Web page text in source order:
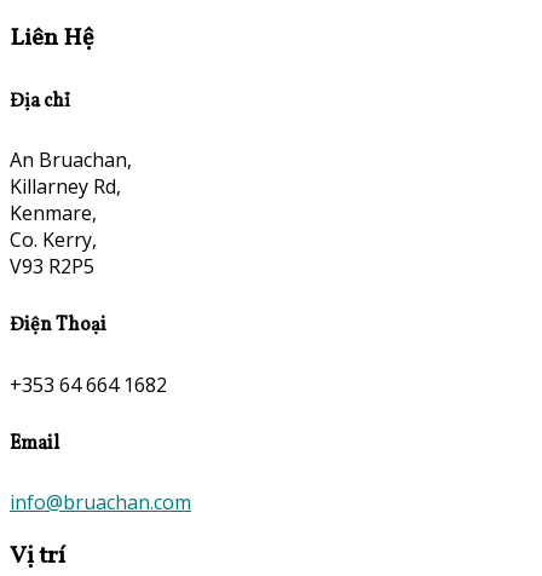
Liên Hệ
Địa chỉ
An Bruachan,
Killarney Rd,
Kenmare,
Co. Kerry,
V93 R2P5
Điện Thoại
+353 64 664 1682
Email
info@bruachan.com
Vị trí